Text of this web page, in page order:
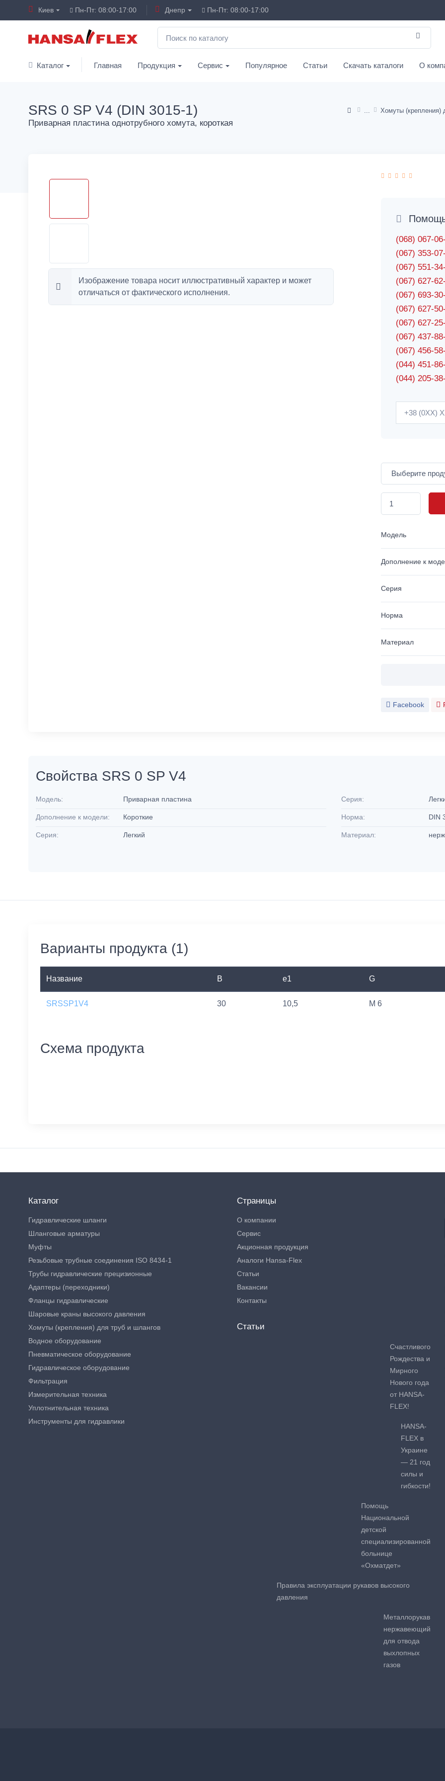
Киев Пн-Пт: 08:00-17:00 Днепр Пн-Пт: 08:00-17:00
Каталог Главная Продукция Сервис Популярное Статьи Скачать каталоги О
SRS 0 SP V4 (DIN 3015-1)
Приварная пластина однотрубного хомута, короткая
Изображение товара носит иллюстративный характер и может
отличаться от фактического исполнения.
(068) 067-
(067) 353-
(067) 551-
(067) 627-
(067) 693-
(067) 627-
(067) 627-
(067) 437-
(067) 456-
(044) 451-
(044) 205-
Модель
Дополнение к
Серия
Норма
Материал
Facebook
Свойства SRS 0 SP V4
Модель: Приварная пластина
Дополнение к модели: Короткие
Серия: Легкий
Серия:
Норма: DIN
Материал:
Варианты продукта (1)
Название B e1 G
SRSSP1V4 30 10,5 M 6
Схема продукта
Каталог
Гидравлические шланги
Шланговые арматуры
Муфты
Резьбовые трубные соединения ISO 8434-1
Трубы гидравлические прецизионные
Адаптеры (переходники)
Фланцы гидравлические
Шаровые краны высокого давления
Хомуты (крепления) для труб и шлангов
Водное оборудование
Пневматическое оборудование
Гидравлическое оборудование
Фильтрация
Измерительная техника
Уплотнительная техника
Инструменты для гидравлики
Страницы
О компании
Сервис
Акционная продукция
Аналоги Hansa-Flex
Статьи
Вакансии
Контакты
Статьи
Счастливого
Рождества и
Мирного
Нового года
от HANSA-
FLEX!
HANSA-
FLEX в
Украине
— 21 год
силы и
гибкости!
Помощь
Национальной
детской
специализированной
больнице
«Охматдет»
Правила эксплуатации рукавов высокого
давления
Металлорукав
нержавеющий
для отвода
выхлопных
газов